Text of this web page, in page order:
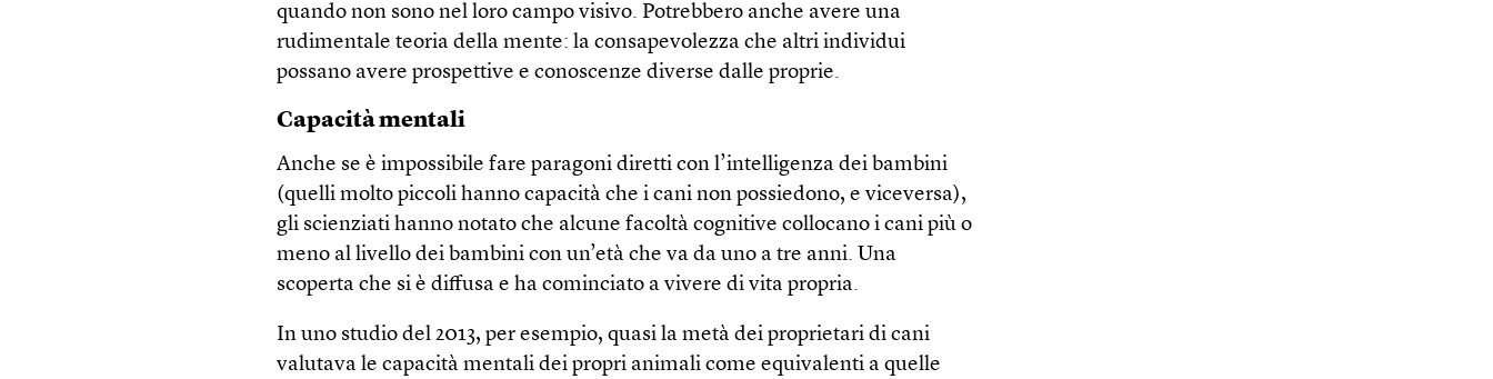
quando non sono nel loro campo visivo. Potrebbero anche avere una
rudimentale teoria della mente: la consapevolezza che altri individui
possano avere prospettive e conoscenze diverse dalle proprie.
Capacità mentali
Anche se è impossibile fare paragoni diretti con l’intelligenza dei bambini
(quelli molto piccoli hanno capacità che i cani non possiedono, e viceversa),
gli scienziati hanno notato che alcune facoltà cognitive collocano i cani più o
meno al livello dei bambini con un’età che va da uno a tre anni. Una
scoperta che si è diffusa e ha cominciato a vivere di vita propria.
In uno studio del 2013, per esempio, quasi la metà dei proprietari di cani
valutava le capacità mentali dei propri animali come equivalenti a quelle